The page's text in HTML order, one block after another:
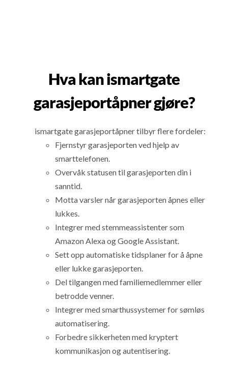
Hva kan ismartgate
garasjeportåpner gjøre?
ismartgate garasjeportåpner tilbyr flere fordeler:
Fjernstyr garasjeporten ved hjelp av
smarttelefonen.
Overvåk statusen til garasjeporten din i
sanntid.
Motta varsler når garasjeporten åpnes eller
lukkes.
Integrer med stemmeassistenter som
Amazon Alexa og Google Assistant.
Sett opp automatiske tidsplaner for å åpne
eller lukke garasjeporten.
Del tilgangen med familiemedlemmer eller
betrodde venner.
Integrer med smarthussystemer for sømløs
automatisering.
Forbedre sikkerheten med kryptert
kommunikasjon og autentisering.